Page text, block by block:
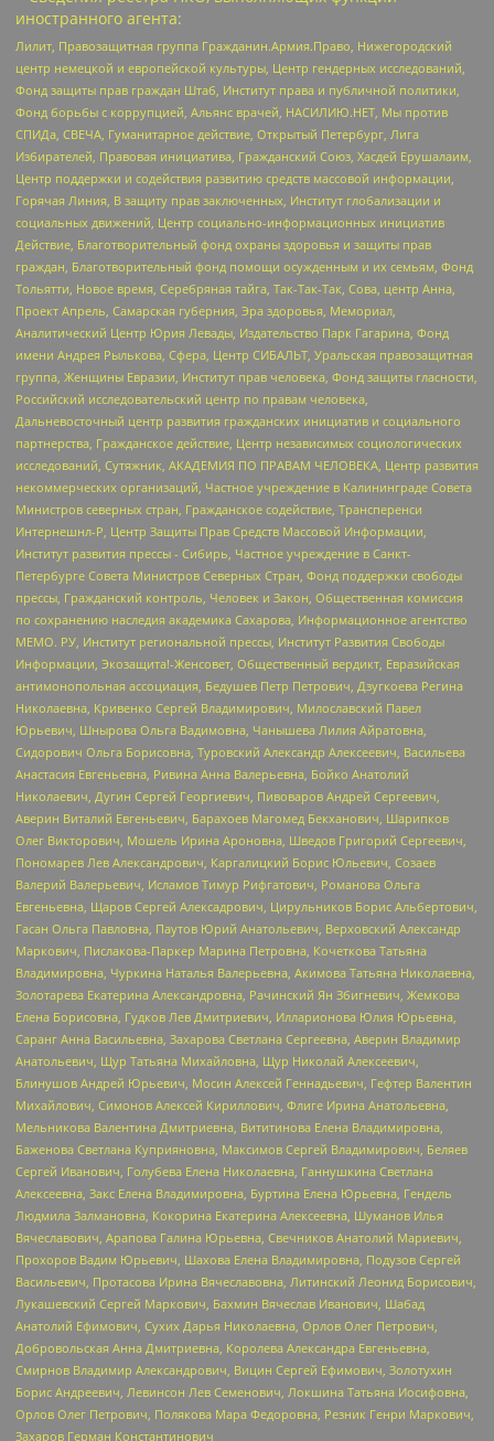
иностранного агента:
Лилит, Правозащитная группа Гражданин.Армия.Право, Нижегородский
центр немецкой и европейской культуры, Центр гендерных исследований,
Фонд защиты прав граждан Штаб, Институт права и публичной политики,
Фонд борьбы с коррупцией, Альянс врачей, НАСИЛИЮ.НЕТ, Мы против
СПИДа, СВЕЧА, Гуманитарное действие, Открытый Петербург, Лига
Избирателей, Правовая инициатива, Гражданский Союз, Хасдей Ерушалаим,
Центр поддержки и содействия развитию средств массовой информации,
Горячая Линия, В защиту прав заключенных, Институт глобализации и
социальных движений, Центр социально-информационных инициатив
Действие, Благотворительный фонд охраны здоровья и защиты прав
граждан, Благотворительный фонд помощи осужденным и их семьям, Фонд
Тольятти, Новое время, Серебряная тайга, Так-Так-Так, Сова, центр Анна,
Проект Апрель, Самарская губерния, Эра здоровья, Мемориал,
Аналитический Центр Юрия Левады, Издательство Парк Гагарина, Фонд
имени Андрея Рылькова, Сфера, Центр СИБАЛЬТ, Уральская правозащитная
группа, Женщины Евразии, Институт прав человека, Фонд защиты гласности,
Российский исследовательский центр по правам человека,
Дальневосточный центр развития гражданских инициатив и социального
партнерства, Гражданское действие, Центр независимых социологических
исследований, Сутяжник, АКАДЕМИЯ ПО ПРАВАМ ЧЕЛОВЕКА, Центр развития
некоммерческих организаций, Частное учреждение в Калининграде Совета
Министров северных стран, Гражданское содействие, Трансперенси
Интернешнл-Р, Центр Защиты Прав Средств Массовой Информации,
Институт развития прессы - Сибирь, Частное учреждение в Санкт-
Петербурге Совета Министров Северных Стран, Фонд поддержки свободы
прессы, Гражданский контроль, Человек и Закон, Общественная комиссия
по сохранению наследия академика Сахарова, Информационное агентство
МЕМО. РУ, Институт региональной прессы, Институт Развития Свободы
Информации, Экозащита!-Женсовет, Общественный вердикт, Евразийская
антимонопольная ассоциация, Бедушев Петр Петрович, Дзугкоева Регина
Николаевна, Кривенко Сергей Владимирович, Милославский Павел
Юрьевич, Шнырова Ольга Вадимовна, Чанышева Лилия Айратовна,
Сидорович Ольга Борисовна, Туровский Александр Алексеевич, Васильева
Анастасия Евгеньевна, Ривина Анна Валерьевна, Бойко Анатолий
Николаевич, Дугин Сергей Георгиевич, Пивоваров Андрей Сергеевич,
Аверин Виталий Евгеньевич, Барахоев Магомед Бекханович, Шарипков
Олег Викторович, Мошель Ирина Ароновна, Шведов Григорий Сергеевич,
Пономарев Лев Александрович, Каргалицкий Борис Юльевич, Созаев
Валерий Валерьевич, Исламов Тимур Рифгатович, Романова Ольга
Евгеньевна, Щаров Сергей Алексадрович, Цирульников Борис Альбертович,
Гасан Ольга Павловна, Паутов Юрий Анатольевич, Верховский Александр
Маркович, Пислакова-Паркер Марина Петровна, Кочеткова Татьяна
Владимировна, Чуркина Наталья Валерьевна, Акимова Татьяна Николаевна,
Золотарева Екатерина Александровна, Рачинский Ян Збигневич, Жемкова
Елена Борисовна, Гудков Лев Дмитриевич, Илларионова Юлия Юрьевна,
Саранг Анна Васильевна, Захарова Светлана Сергеевна, Аверин Владимир
Анатольевич, Щур Татьяна Михайловна, Щур Николай Алексеевич,
Блинушов Андрей Юрьевич, Мосин Алексей Геннадьевич, Гефтер Валентин
Михайлович, Симонов Алексей Кириллович, Флиге Ирина Анатольевна,
Мельникова Валентина Дмитриевна, Вититинова Елена Владимировна,
Баженова Светлана Куприяновна, Максимов Сергей Владимирович, Беляев
Сергей Иванович, Голубева Елена Николаевна, Ганнушкина Светлана
Алексеевна, Закс Елена Владимировна, Буртина Елена Юрьевна, Гендель
Людмила Залмановна, Кокорина Екатерина Алексеевна, Шуманов Илья
Вячеславович, Арапова Галина Юрьевна, Свечников Анатолий Мариевич,
Прохоров Вадим Юрьевич, Шахова Елена Владимировна, Подузов Сергей
Васильевич, Протасова Ирина Вячеславовна, Литинский Леонид Борисович,
Лукашевский Сергей Маркович, Бахмин Вячеслав Иванович, Шабад
Анатолий Ефимович, Сухих Дарья Николаевна, Орлов Олег Петрович,
Добровольская Анна Дмитриевна, Королева Александра Евгеньевна,
Смирнов Владимир Александрович, Вицин Сергей Ефимович, Золотухин
Борис Андреевич, Левинсон Лев Семенович, Локшина Татьяна Иосифовна,
Орлов Олег Петрович, Полякова Мара Федоровна, Резник Генри Маркович,
Захаров Герман Константинович